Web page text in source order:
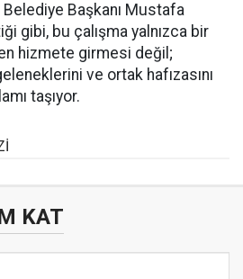
Başkanı Mustafa
gibi, bu çalışma yalnızca bir
hizmete girmesi değil;
ve ortak hafızasını
taşıyor.
KAT